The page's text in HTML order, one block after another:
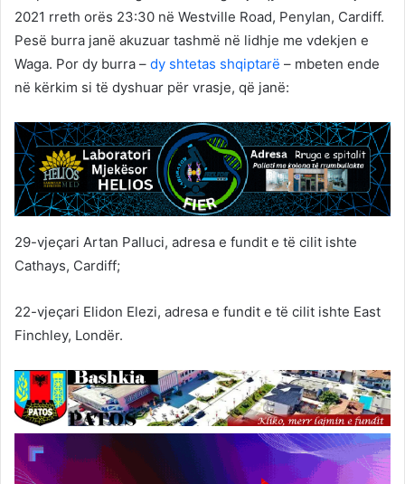
2021 rreth orës 23:30 në Westville Road, Penylan, Cardiff.
Pesë burra janë akuzuar tashmë në lidhje me vdekjen e
Waga. Por dy burra – dy shtetas shqiptarë – mbeten ende
në kërkim si të dyshuar për vrasje, që janë:
29-vjeçari Artan Palluci, adresa e fundit e të cilit ishte
Cathays, Cardiff;
22-vjeçari Elidon Elezi, adresa e fundit e të cilit ishte East
Finchley, Londër.